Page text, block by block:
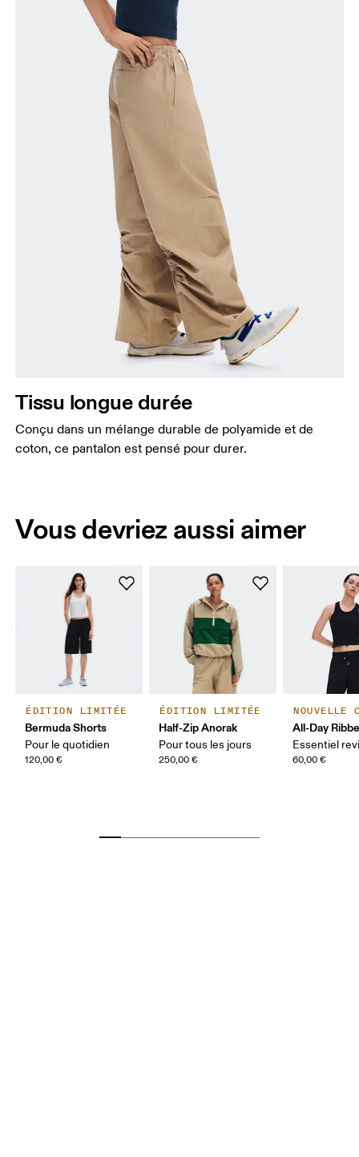
Tissu longue durée
Conçu dans un mélange durable de polyamide et de
coton, ce pantalon est pensé pour durer.
Vous devriez aussi aimer
ÉDITION LIMITÉE
Bermuda Shorts
Pour le quotidien
120,00 €
ÉDITION LIMITÉE
Half-Zip Anorak
Pour tous les jours
250,00 €
NOUVELLE
All-Day
Essentiel
60,00 €